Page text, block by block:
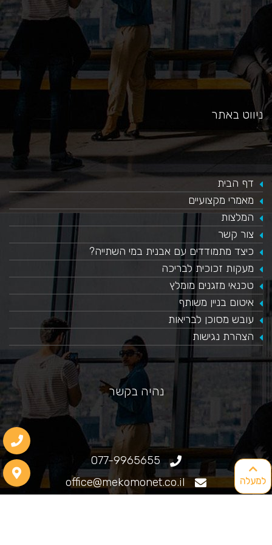
למעלה
ניווט באתר
דף הבית
מאמרי מקצועיים
המלצות
צור קשר
כיצד מתמודדים עם אבנית במי השתייה?
​מעקות זכוכית לבריכה
טכנאי מזגנים מומלץ
איטום בניין משותף
עובש מסוכן לבריאות
הצהרת נגישות
נהיה בקשר
077-9965655
office@mekomonet.co.il